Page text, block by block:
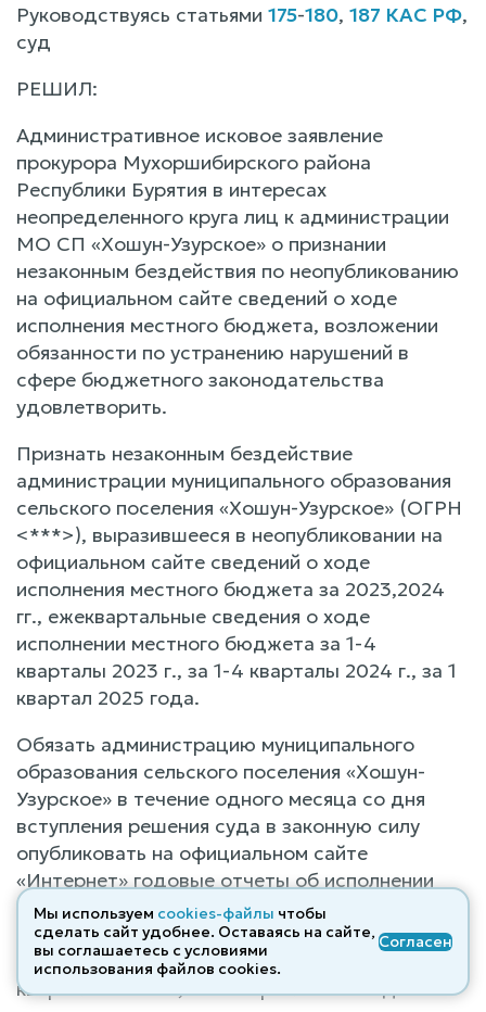
Руководствуясь статьями 175-180, 187 КАС РФ,
суд
РЕШИЛ:
Административное исковое заявление
прокурора Мухоршибирского района
Республики Бурятия в интересах
неопределенного круга лиц к администрации
МО СП «Хошун-Узурское» о признании
незаконным бездействия по неопубликованию
на официальном сайте сведений о ходе
исполнения местного бюджета, возложении
обязанности по устранению нарушений в
сфере бюджетного законодательства
удовлетворить.
Признать незаконным бездействие
администрации муниципального образования
сельского поселения «Хошун-Узурское» (ОГРН
<***>), выразившееся в неопубликовании на
официальном сайте сведений о ходе
исполнения местного бюджета за 2023,2024
гг., ежеквартальные сведения о ходе
исполнении местного бюджета за 1-4
кварталы 2023 г., за 1-4 кварталы 2024 г., за 1
квартал 2025 года.
Обязать администрацию муниципального
образования сельского поселения «Хошун-
Узурское» в течение одного месяца со дня
вступления решения суда в законную силу
опубликовать на официальном сайте
«Интернет» годовые отчеты об исполнении
бюджета за 2023, 2024 гг., ежеквартальные
сведения о ходе исполнении местного
бюджета за 1-4 кварталы 2023 г., за 1-4
кварталы 2024 г., за 1 квартал 2025 года.
Мы используем cookies-файлы чтобы
сделать сайт удобнее. Оставаясь на сайте,
вы соглашаетесь с условиями
использования файлов cооkies.
Согласен